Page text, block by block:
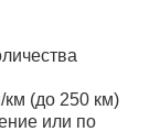
км (до 250 км)
или по